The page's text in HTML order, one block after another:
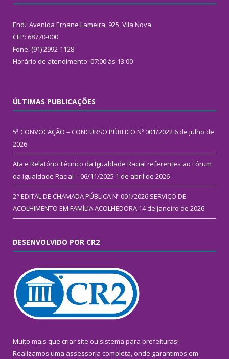
End.: Avenida Ernane Lameira, 925, Vila Nova
CEP: 68770-000
Fone: (91) 2992-1128
Horário de atendimento: 07:00 às 13:00
ÚLTIMAS PUBLICAÇÕES
5ª CONVOCAÇÃO – CONCURSO PÚBLICO Nº 001/2022 6 de julho de
2026
Ata e Relatório Técnico da Igualdade Racial referentes ao Fórum
da Igualdade Racial – 06/11/2025 1 de abril de 2026
2° EDITAL DE CHAMADA PÚBLICA Nº 001/2026 SERVIÇO DE
ACOLHIMENTO EM FAMÍLIA ACOLHEDORA 14 de janeiro de 2026
DESENVOLVIDO POR CR2
Muito mais que criar site ou sistema para prefeituras!
Realizamos uma assessoria completa, onde garantimos em